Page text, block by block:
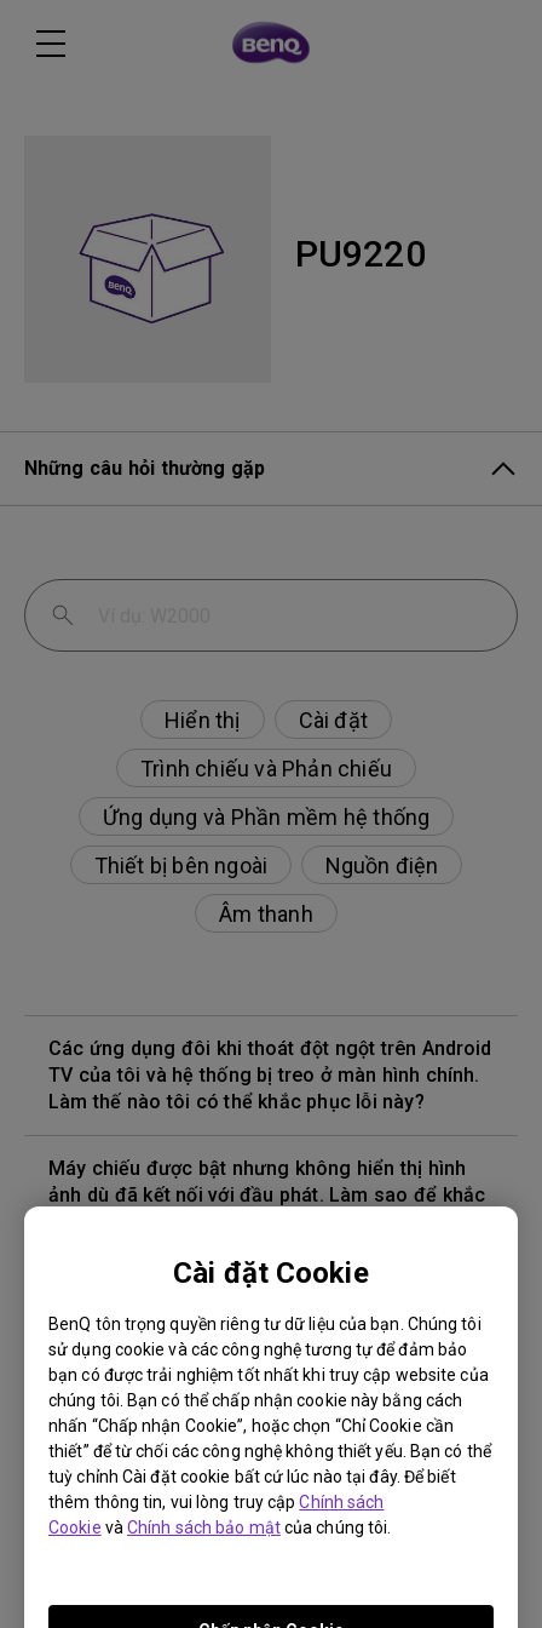
Cài đặt Cookie
BenQ tôn trọng quyền riêng tư dữ liệu của bạn. Chúng tôi
sử dụng cookie và các công nghệ tương tự để đảm bảo
bạn có được trải nghiệm tốt nhất khi truy cập website của
chúng tôi. Bạn có thể chấp nhận cookie này bằng cách
nhấn “Chấp nhận Cookie”, hoặc chọn “Chỉ Cookie cần
thiết” để từ chối các công nghệ không thiết yếu. Bạn có thể
tuỳ chỉnh Cài đặt cookie bất cứ lúc nào tại đây. Để biết
thêm thông tin, vui lòng truy cậpChính sách
Cookie vàChính sách bảo mậtcủa chúng tôi.
PU9220
Những câu hỏi thường gặp
Hiển thị
Cài đặt
Trình chiếu và Phản chiếu
Ứng dụng và Phần mềm hệ thống
Thiết bị bên ngoài
Nguồn điện
Âm thanh
Các ứng dụng đôi khi thoát đột ngột trên Android
TV của tôi và hệ thống bị treo ở màn hình chính.
Làm thế nào tôi có thể khắc phục lỗi này?
Máy chiếu được bật nhưng không hiển thị hình
ảnh dù đã kết nối với đầu phát. Làm sao để khắc
Phiên bản cáp HDMI nào tương thích với 4K HDR?
Độ sâu của màu trong menu OSD không chính
xác, làm cách nào để khắc phục điều này?
Làm cách nào để thay bóng đèn máy chiếu và
đặt lại bộ hẹn giờ của bóng đèn?
Máy chiếu bị nóng ở chế độ chờ standby. Làm